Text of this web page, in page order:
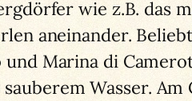
wie z.B. das
aneinander.
und Marina di
Wasser.